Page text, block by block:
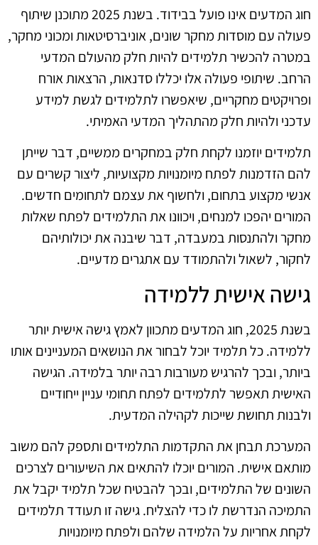
חוג המדעים אינו פועל בבידוד. בשנת 2025 מתוכנן שיתוף
פעולה עם מוסדות מחקר שונים, אוניברסיטאות ומכוני מחקר,
במטרה להכשיר תלמידים להיות חלק מהעולם המדעי
הרחב. שיתופי פעולה אלו יכללו סדנאות, הרצאות אורח
ופרויקטים מחקריים, שיאפשרו לתלמידים לגשת למידע
עדכני ולהיות חלק מהתהליך המדעי האמיתי.
תלמידים יוזמנו לקחת חלק במחקרים ממשיים, דבר שייתן
להם הזדמנות לפתח מיומנויות מקצועיות, ליצור קשרים עם
אנשי מקצוע בתחום, ולחשוף את עצמם לתחומים חדשים.
המורים יהפכו למנחים, ויכוונו את התלמידים לפתח שאלות
מחקר ולהתנסות במעבדה, דבר שיבנה את יכולותיהם
לחקור, לשאול ולהתמודד עם אתגרים מדעיים.
גישה אישית ללמידה
בשנת 2025, חוג המדעים מתכוון לאמץ גישה אישית יותר
ללמידה. כל תלמיד יוכל לבחור את הנושאים המעניינים אותו
ביותר, ובכך להרגיש מעורבות רבה יותר בלמידה. הגישה
האישית תאפשר לתלמידים לפתח תחומי עניין ייחודיים
ולבנות תחושת שייכות לקהילה המדעית.
המערכת תבחן את התקדמות התלמידים ותספק להם משוב
מותאם אישית. המורים יוכלו להתאים את השיעורים לצרכים
השונים של התלמידים, ובכך להבטיח שכל תלמיד יקבל את
התמיכה הנדרשת לו כדי להצליח. גישה זו תעודד תלמידים
לקחת אחריות על הלמידה שלהם ולפתח מיומנויות